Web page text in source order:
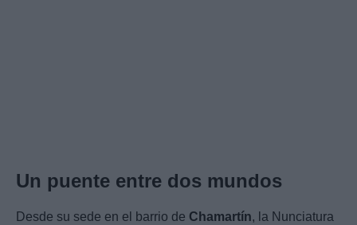
Un puente entre dos mundos
Desde su sede en el barrio de Chamartín, la Nunciatura